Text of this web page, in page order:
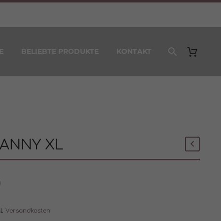
BELIEBTE PRODUKTE KONTAKT
XL
Versandkosten